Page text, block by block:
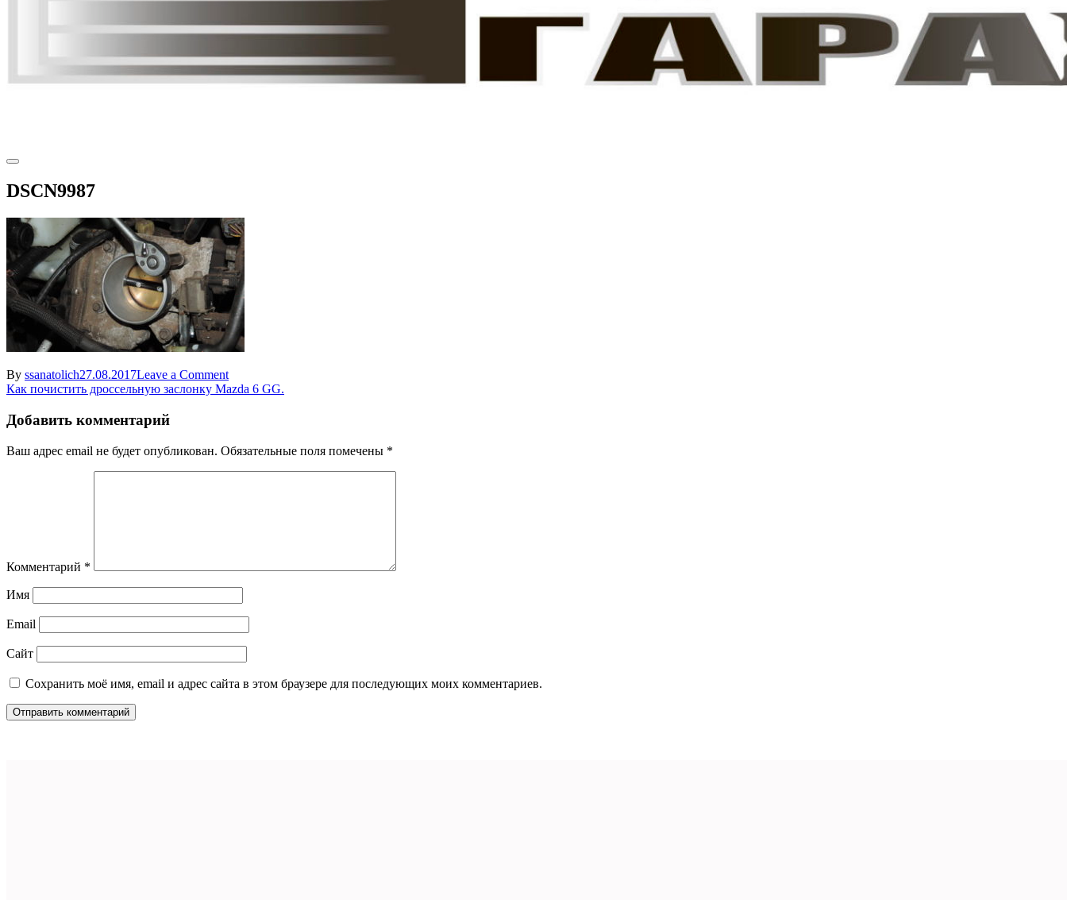
DSCN9987
By ssanatolich27.08.2017Leave a Commenton
DSCN9987
Навигация
по
записям
Как почистить дроссельную заслонку Mazda 6 GG.
Добавить комментарий
Ваш адрес email не будет опубликован. Обязательные поля помечены *
Комментарий *
Имя
Email
Сайт
Сохранить моё имя, email и адрес сайта в этом браузере для последующих моих комментариев.